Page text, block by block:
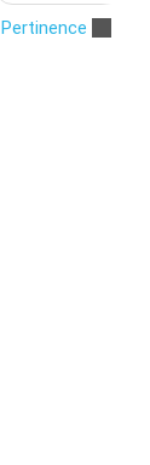
Pertinence